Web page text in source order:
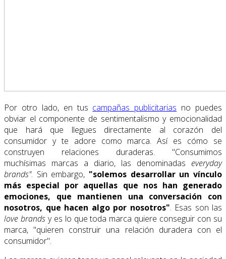
Por otro lado, en tus campañas publicitarias no puedes
obviar el componente de sentimentalismo y emocionalidad
que hará que llegues directamente al corazón del
consumidor y te adore como marca. Así es cómo se
construyen relaciones duraderas. "Consumimos
muchísimas marcas a diario, las denominadas everyday
brands". Sin embargo, "solemos desarrollar un vínculo
más especial por aquellas que nos han generado
emociones, que mantienen una conversación con
nosotros, que hacen algo por nosotros". Esas son las
love brandsy es lo que toda marca quiere conseguir con su
marca, "quieren construir una relación duradera con el
consumidor".